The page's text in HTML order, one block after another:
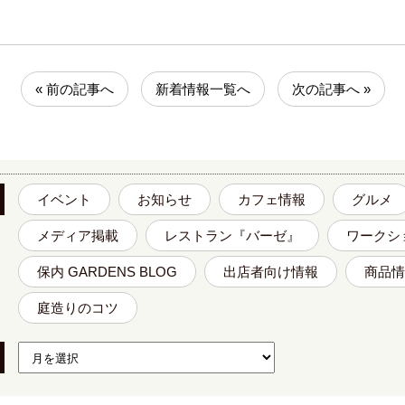
« 前の記事へ 新着情報一覧へ 次の記事へ »
イベント お知らせ カフェ情報 グルメ
メディア掲載 レストラン『バーゼ』 ワークシ
保内 GARDENS BLOG 出店者向け情報 商品
庭造りのコツ